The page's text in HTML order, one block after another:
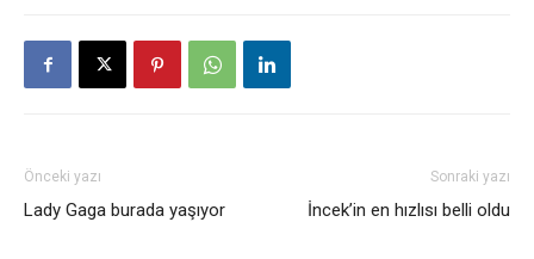
Önceki yazı
Lady Gaga burada yaşıyor
Sonraki yazı
İncek’in en hızlısı belli oldu